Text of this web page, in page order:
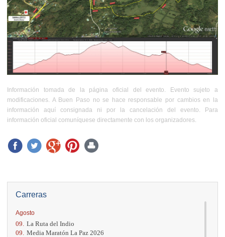
Carreras
Agosto
09. La Ruta del Indio
09. Media Maratón La Paz 2026
Información tomada de la página oficial del evento. Evento sujeto a
modificaciones. A Buen Paso no se hace responsable por cambios en la
información aquí consignada ni por la cancelación del evento. Para
información oficial comuníquese directamente con los organizadores.